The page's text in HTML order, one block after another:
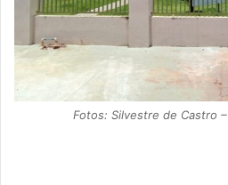
Fotos: Silvestre de Castro